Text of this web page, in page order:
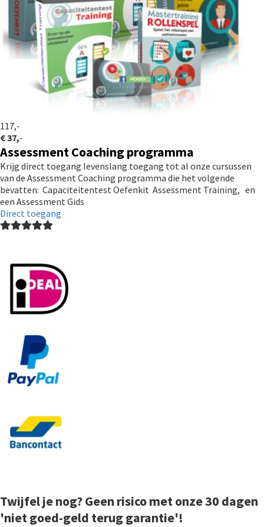
117,-
€ 37,-
Assessment Coaching programma
Krijg direct toegang levenslang toegang tot al onze cursussen
van de Assessment Coaching programma die het volgende
bevatten: Capaciteitentest Oefenkit Assessment Training, en
een Assessment Gids
Direct toegang
Twijfel je nog? Geen risico met onze 30 dagen
'niet goed-geld terug garantie'!